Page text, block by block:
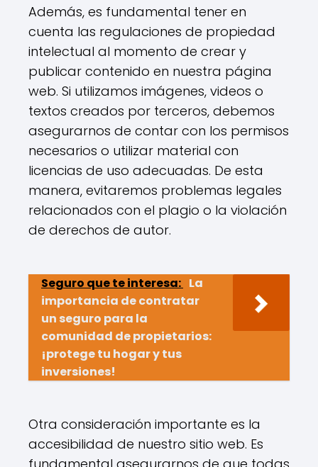
Además, es fundamental tener en
cuenta las regulaciones de propiedad
intelectual al momento de crear y
publicar contenido en nuestra página
web. Si utilizamos imágenes, videos o
textos creados por terceros, debemos
asegurarnos de contar con los permisos
necesarios o utilizar material con
licencias de uso adecuadas. De esta
manera, evitaremos problemas legales
relacionados con el plagio o la violación
de derechos de autor.
Seguro que te interesa: La
importancia de contratar
un seguro para la
comunidad de propietarios:
¡protege tu hogar y tus
inversiones!
Otra consideración importante es la
accesibilidad de nuestro sitio web. Es